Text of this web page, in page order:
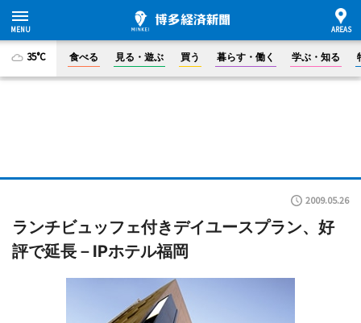
35°C 食べる 見る・遊ぶ 買う 暮らす・働く 学ぶ・知る
2009.05.26
ランチビュッフェ付きデイユースプラン、好
評で延長－IPホテル福岡